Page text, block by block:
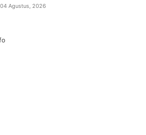
04 Agustus, 2026